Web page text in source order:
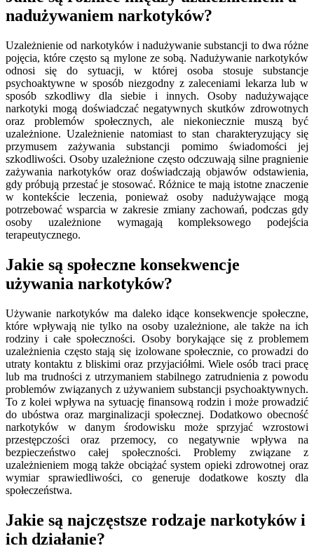
nadużywaniem narkotyków?
Uzależnienie od narkotyków i nadużywanie substancji to dwa różne
pojęcia, które często są mylone ze sobą. Nadużywanie narkotyków
odnosi się do sytuacji, w której osoba stosuje substancje
psychoaktywne w sposób niezgodny z zaleceniami lekarza lub w
sposób szkodliwy dla siebie i innych. Osoby nadużywające
narkotyki mogą doświadczać negatywnych skutków zdrowotnych
oraz problemów społecznych, ale niekoniecznie muszą być
uzależnione. Uzależnienie natomiast to stan charakteryzujący się
przymusem zażywania substancji pomimo świadomości jej
szkodliwości. Osoby uzależnione często odczuwają silne pragnienie
zażywania narkotyków oraz doświadczają objawów odstawienia,
gdy próbują przestać je stosować. Różnice te mają istotne znaczenie
w kontekście leczenia, ponieważ osoby nadużywające mogą
potrzebować wsparcia w zakresie zmiany zachowań, podczas gdy
osoby uzależnione wymagają kompleksowego podejścia
terapeutycznego.
Jakie są społeczne konsekwencje
używania narkotyków?
Używanie narkotyków ma daleko idące konsekwencje społeczne,
które wpływają nie tylko na osoby uzależnione, ale także na ich
rodziny i całe społeczności. Osoby borykające się z problemem
uzależnienia często stają się izolowane społecznie, co prowadzi do
utraty kontaktu z bliskimi oraz przyjaciółmi. Wiele osób traci pracę
lub ma trudności z utrzymaniem stabilnego zatrudnienia z powodu
problemów związanych z używaniem substancji psychoaktywnych.
To z kolei wpływa na sytuację finansową rodzin i może prowadzić
do ubóstwa oraz marginalizacji społecznej. Dodatkowo obecność
narkotyków w danym środowisku może sprzyjać wzrostowi
przestępczości oraz przemocy, co negatywnie wpływa na
bezpieczeństwo całej społeczności. Problemy związane z
uzależnieniem mogą także obciążać system opieki zdrowotnej oraz
wymiar sprawiedliwości, co generuje dodatkowe koszty dla
społeczeństwa.
Jakie są najczęstsze rodzaje narkotyków i
ich działanie?